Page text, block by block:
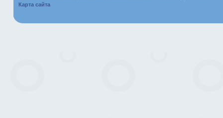
Карта сайта